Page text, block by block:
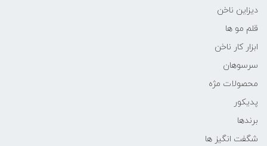
دیزاین ناخن
قلم مو ها
ابزار کار ناخن
سرسوهان
محصولات مژه
پدیکور
برندها
شگفت انگیز ها